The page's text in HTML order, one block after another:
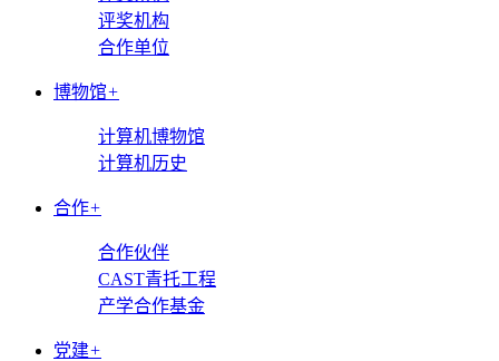
评奖机构
合作单位
博物馆+
计算机博物馆
计算机历史
合作+
合作伙伴
CAST青托工程
产学合作基金
党建+